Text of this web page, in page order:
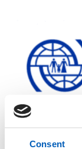
Consent